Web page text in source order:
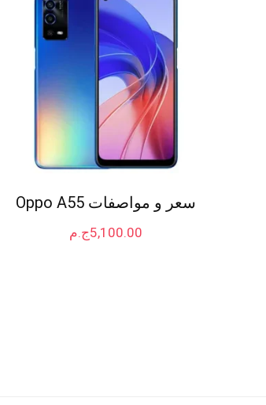
سعر و مواصفات Oppo A55
ج.م5,100.00